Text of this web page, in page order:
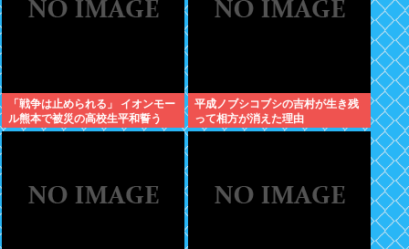
「戦争は止められる」 イオンモー
ル熊本で被災の高校生平和誓う
平成ノブシコブシの吉村が生き残
って相方が消えた理由